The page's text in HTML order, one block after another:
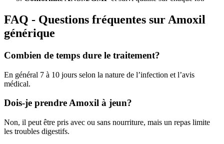
FAQ - Questions fréquentes sur Amoxil
générique
Combien de temps dure le traitement?
En général 7 à 10 jours selon la nature de l’infection et l’avis
médical.
Dois-je prendre Amoxil à jeun?
Non, il peut être pris avec ou sans nourriture, mais un repas limite
les troubles digestifs.